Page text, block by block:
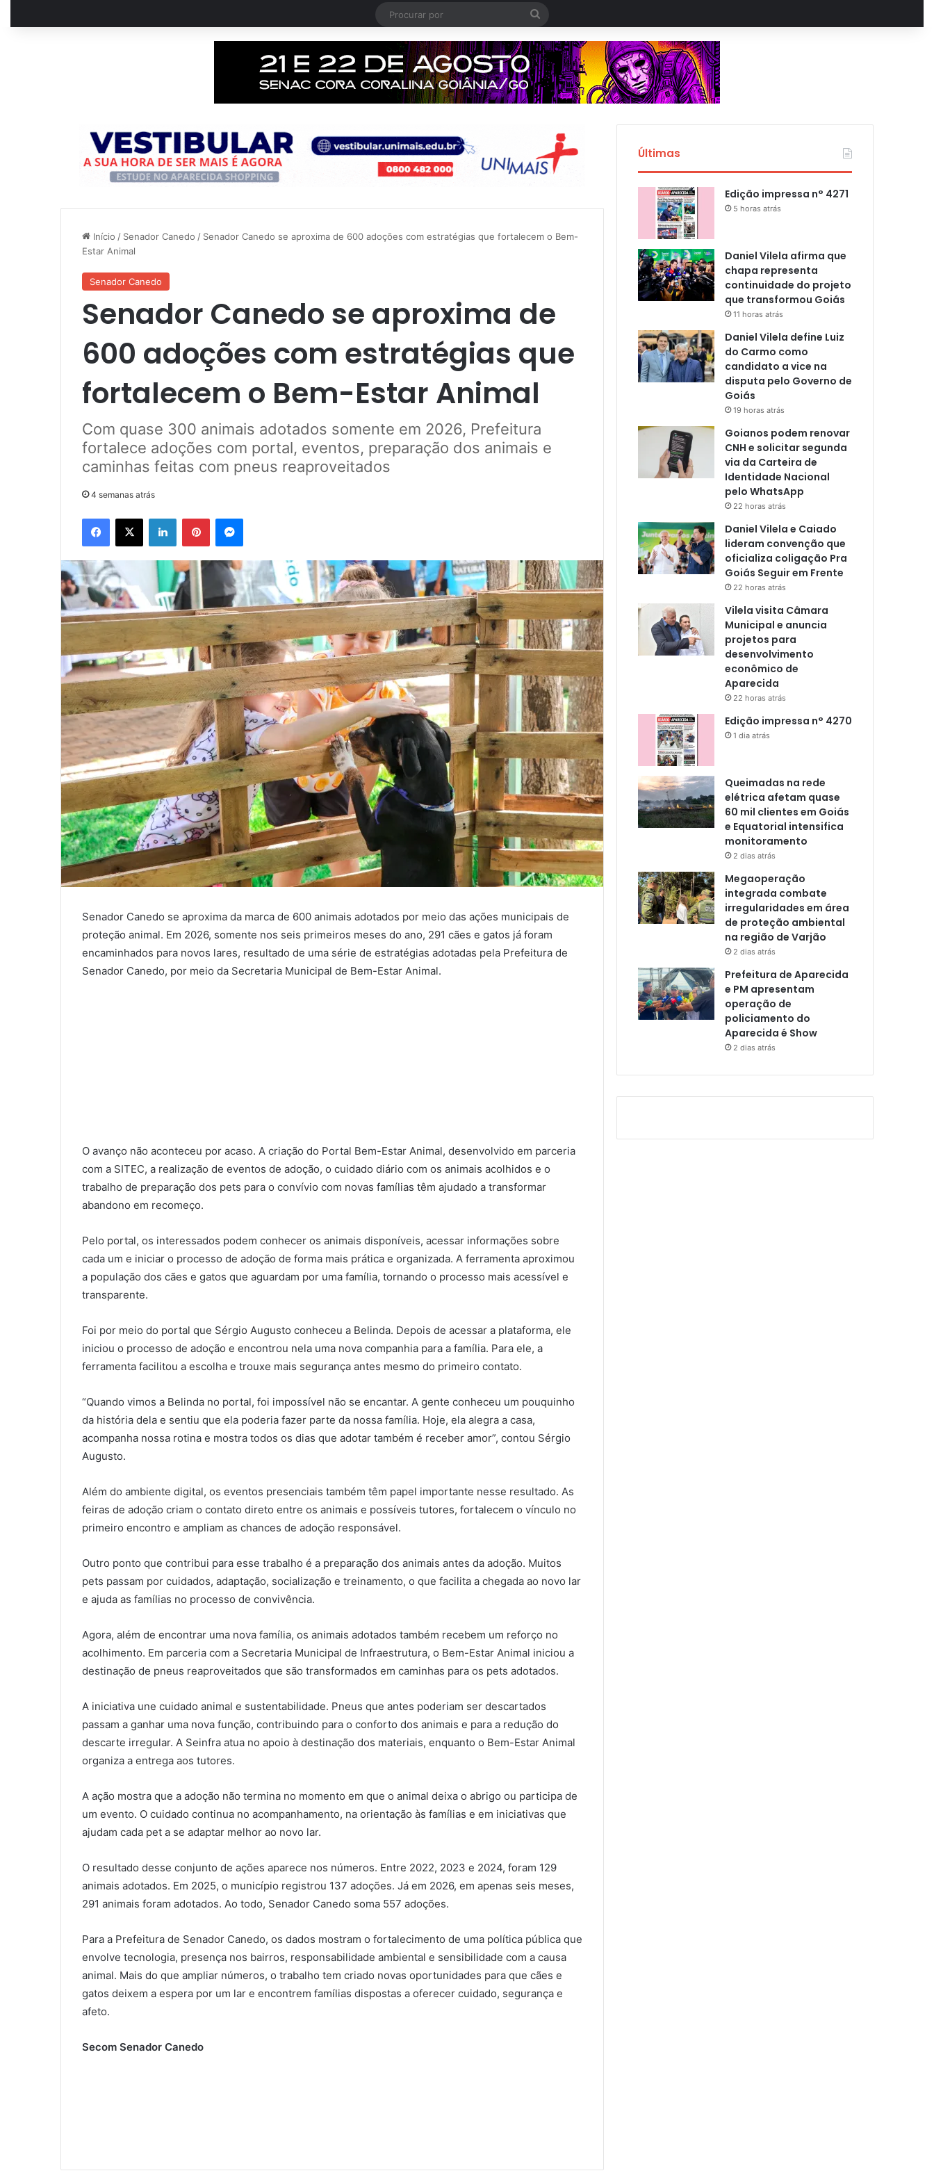
Procurar
por
Início / Senador Canedo / Senador Canedo se aproxima de 600 adoções com estratégias que fortalecem o Bem-
Estar Animal
Senador Canedo
Senador Canedo se aproxima de
600 adoções com estratégias que
fortalecem o Bem-Estar Animal
Com quase 300 animais adotados somente em 2026, Prefeitura
fortalece adoções com portal, eventos, preparação dos animais e
caminhas feitas com pneus reaproveitados
4 semanas atrás
Facebook
X LinkedinPinterestMessenger
Senador Canedo se aproxima da marca de 600 animais adotados por meio das ações municipais de
proteção animal. Em 2026, somente nos seis primeiros meses do ano, 291 cães e gatos já foram
encaminhados para novos lares, resultado de uma série de estratégias adotadas pela Prefeitura de
Senador Canedo, por meio da Secretaria Municipal de Bem-Estar Animal.
O avanço não aconteceu por acaso. A criação do Portal Bem-Estar Animal, desenvolvido em parceria
com a SITEC, a realização de eventos de adoção, o cuidado diário com os animais acolhidos e o
trabalho de preparação dos pets para o convívio com novas famílias têm ajudado a transformar
abandono em recomeço.
Pelo portal, os interessados podem conhecer os animais disponíveis, acessar informações sobre
cada um e iniciar o processo de adoção de forma mais prática e organizada. A ferramenta aproximou
a população dos cães e gatos que aguardam por uma família, tornando o processo mais acessível e
transparente.
Foi por meio do portal que Sérgio Augusto conheceu a Belinda. Depois de acessar a plataforma, ele
iniciou o processo de adoção e encontrou nela uma nova companhia para a família. Para ele, a
ferramenta facilitou a escolha e trouxe mais segurança antes mesmo do primeiro contato.
“Quando vimos a Belinda no portal, foi impossível não se encantar. A gente conheceu um pouquinho
da história dela e sentiu que ela poderia fazer parte da nossa família. Hoje, ela alegra a casa,
acompanha nossa rotina e mostra todos os dias que adotar também é receber amor”, contou Sérgio
Augusto.
Além do ambiente digital, os eventos presenciais também têm papel importante nesse resultado. As
feiras de adoção criam o contato direto entre os animais e possíveis tutores, fortalecem o vínculo no
primeiro encontro e ampliam as chances de adoção responsável.
Outro ponto que contribui para esse trabalho é a preparação dos animais antes da adoção. Muitos
pets passam por cuidados, adaptação, socialização e treinamento, o que facilita a chegada ao novo lar
e ajuda as famílias no processo de convivência.
Agora, além de encontrar uma nova família, os animais adotados também recebem um reforço no
acolhimento. Em parceria com a Secretaria Municipal de Infraestrutura, o Bem-Estar Animal iniciou a
destinação de pneus reaproveitados que são transformados em caminhas para os pets adotados.
A iniciativa une cuidado animal e sustentabilidade. Pneus que antes poderiam ser descartados
passam a ganhar uma nova função, contribuindo para o conforto dos animais e para a redução do
descarte irregular. A Seinfra atua no apoio à destinação dos materiais, enquanto o Bem-Estar Animal
organiza a entrega aos tutores.
A ação mostra que a adoção não termina no momento em que o animal deixa o abrigo ou participa de
um evento. O cuidado continua no acompanhamento, na orientação às famílias e em iniciativas que
ajudam cada pet a se adaptar melhor ao novo lar.
O resultado desse conjunto de ações aparece nos números. Entre 2022, 2023 e 2024, foram 129
animais adotados. Em 2025, o município registrou 137 adoções. Já em 2026, em apenas seis meses,
291 animais foram adotados. Ao todo, Senador Canedo soma 557 adoções.
Para a Prefeitura de Senador Canedo, os dados mostram o fortalecimento de uma política pública que
envolve tecnologia, presença nos bairros, responsabilidade ambiental e sensibilidade com a causa
animal. Mais do que ampliar números, o trabalho tem criado novas oportunidades para que cães e
gatos deixem a espera por um lar e encontrem famílias dispostas a oferecer cuidado, segurança e
afeto.
Secom Senador Canedo
Últimas
Edição impressa n° 4271
5 horas atrás
Daniel Vilela afirma que
chapa representa
continuidade do projeto
que transformou Goiás
11 horas atrás
Daniel Vilela define Luiz
do Carmo como
candidato a vice na
disputa pelo Governo de
Goiás
19 horas atrás
Goianos podem renovar
CNH e solicitar segunda
via da Carteira de
Identidade Nacional
pelo WhatsApp
22 horas atrás
Daniel Vilela e Caiado
lideram convenção que
oficializa coligação Pra
Goiás Seguir em Frente
22 horas atrás
Vilela visita Câmara
Municipal e anuncia
projetos para
desenvolvimento
econômico de
Aparecida
22 horas atrás
Edição impressa n° 4270
1 dia atrás
Queimadas na rede
elétrica afetam quase
60 mil clientes em Goiás
e Equatorial intensifica
monitoramento
2 dias atrás
Megaoperação
integrada combate
irregularidades em área
de proteção ambiental
na região de Varjão
2 dias atrás
Prefeitura de Aparecida
e PM apresentam
operação de
policiamento do
Aparecida é Show
2 dias atrás